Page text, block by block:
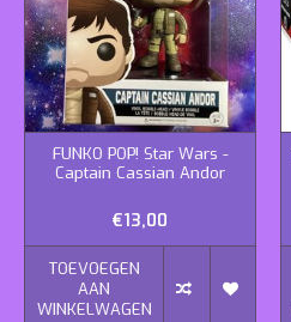
FUNKO POP! Star Wars -
Captain Cassian Andor
€13,00
TOEVOEGEN
AAN
WINKELWAGEN